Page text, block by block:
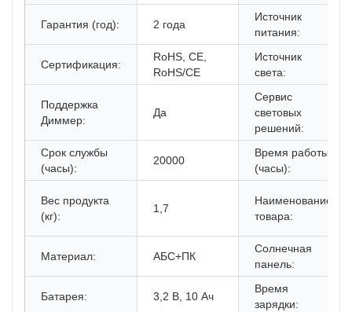
Гарантия (год): 2 года
Источник
питания:
Сертификация:
RoHS, CE,
RoHS/CE
Источник
света:
Поддержка
Диммер:
Да
Сервис
световых
решений:
Срок службы
(часы):
20000
Время работы
(часы):
Вес продукта
(кг):
1,7
Наименование
товара:
Материал: АБС+ПК
Солнечная
панель:
Батарея: 3,2 В, 10 Ач
Время
зарядки: